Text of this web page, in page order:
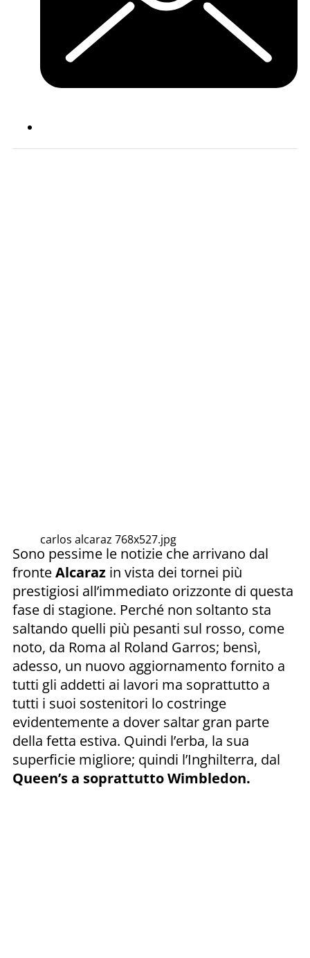
carlos alcaraz 768x527.jpg
Sono pessime le notizie che arrivano dal
fronteAlcaraz in vista dei tornei più
prestigiosi all’immediato orizzonte di questa
fase di stagione. Perché non soltanto sta
saltando quelli più pesanti sul rosso, come
noto, da Roma al Roland Garros; bensì,
adesso, un nuovo aggiornamento fornito a
tutti gli addetti ai lavori ma soprattutto a
tutti i suoi sostenitori lo costringe
evidentemente a dover saltar gran parte
della fetta estiva. Quindi l’erba, la sua
superficie migliore; quindi l’Inghilterra, dal
Queen’s a soprattutto Wimbledon.